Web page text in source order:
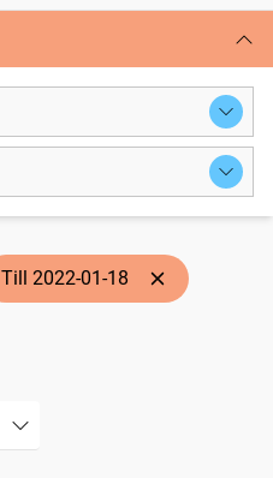
Till 2022-01-18